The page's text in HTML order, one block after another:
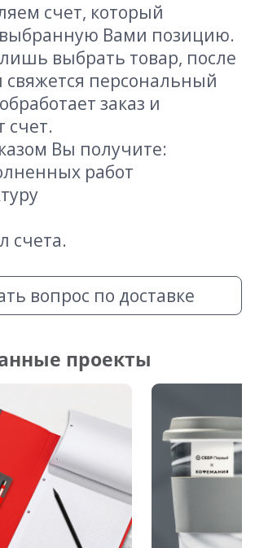
счет, который
Вами позицию.
выбрать товар, после
свяжется персональный
заказ и
счет.
Вы получите:
работ
счета.
вопрос по доставке
проекты